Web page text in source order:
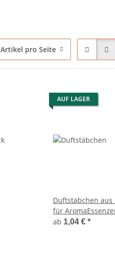
Artikel pro Seite
AUF LAGER
Duftstäbchen
für
ab 1,04 € *